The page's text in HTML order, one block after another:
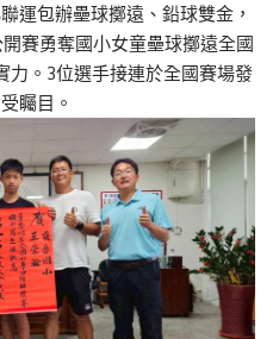
運包辦壘球擲遠、鉛球雙金，
賽勇奪國小女童壘球擲遠全國
力。3位選手接連於全國賽場發
矚目。